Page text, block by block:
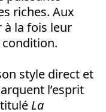
riches. Aux
à la fois leur
style direct et
l’esprit
La